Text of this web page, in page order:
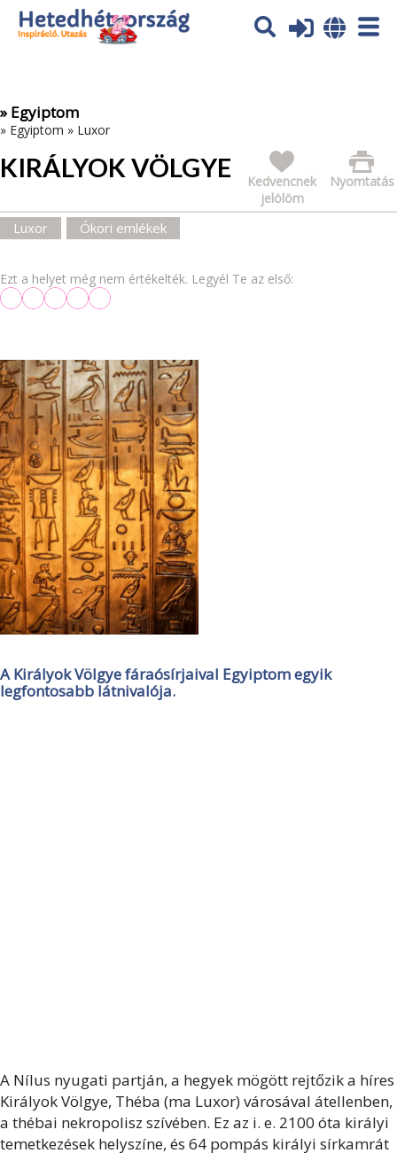
Az oldal sütiket (cookies) használ. További tájékoztatás itt:
Adatvédelmi tájékoztató
» Egyiptom
» Egyiptom » Luxor
KIRÁLYOK VÖLGYE Nyomtatás
Kedvencnek
jelölöm
Luxor Ókori emlékek
Ezt a helyet még nem értékelték. Legyél Te az első:
A Királyok Völgye fáraósírjaival Egyiptom egyik
legfontosabb látnivalója.
A Nílus nyugati partján, a hegyek mögött rejtőzik a híres
Királyok Völgye, Théba (ma Luxor) városával átellenben,
a thébai nekropolisz szívében. Ez az i. e. 2100 óta királyi
temetkezések helyszíne, és 64 pompás királyi sírkamrát